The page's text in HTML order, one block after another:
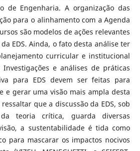
de Engenharia. A organização das
para o alinhamento com a Agenda
são modelos de ações relevantes
EDS. Ainda, o fato desta análise ter
curricular e institucional
e análises de práticas
para EDS devem ser feitas para
e gerar uma visão mais ampla desta
que a discussão da EDS, sob
teoria crítica, guarda diversas
a sustentabilidade é tida como
para mascarar os impactos nocivos